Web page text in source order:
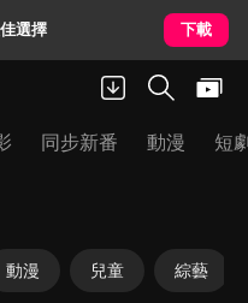
選擇 下載
同步新番 動漫 短
動漫 兒童 綜藝